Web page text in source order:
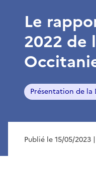
Le
2022 de
Présentation de la
Publié le 15/05/2023